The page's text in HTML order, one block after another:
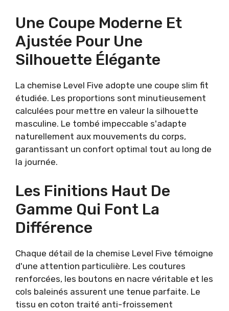
Une Coupe Moderne Et
Ajustée Pour Une
Silhouette Élégante
La chemise Level Five adopte une coupe slim fit
étudiée. Les proportions sont minutieusement
calculées pour mettre en valeur la silhouette
masculine. Le tombé impeccable s'adapte
naturellement aux mouvements du corps,
garantissant un confort optimal tout au long de
la journée.
Les Finitions Haut De
Gamme Qui Font La
Différence
Chaque détail de la chemise Level Five témoigne
d'une attention particulière. Les coutures
renforcées, les boutons en nacre véritable et les
cols baleinés assurent une tenue parfaite. Le
tissu en coton traité anti-froissement